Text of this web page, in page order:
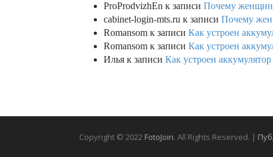
ProProdvizhEn к записи Почему
cabinet-login-mts.ru к записи Почему
Romansom к записи Как устроен
Romansom к записи Как устроен
Илья к записи Как устроен
Copyright © 2022 FotoJoin. All Rights Reserved. |